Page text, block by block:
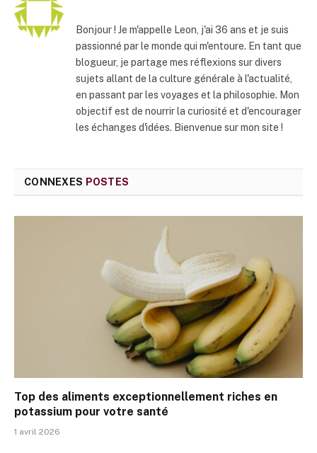
Bonjour ! Je m'appelle Leon, j'ai 36 ans et je suis
passionné par le monde qui m'entoure. En tant que
blogueur, je partage mes réflexions sur divers
sujets allant de la culture générale à l'actualité,
en passant par les voyages et la philosophie. Mon
objectif est de nourrir la curiosité et d'encourager
les échanges d'idées. Bienvenue sur mon site !
CONNEXES POSTES
Top des aliments exceptionnellement riches en
potassium pour votre santé
1 avril 2026